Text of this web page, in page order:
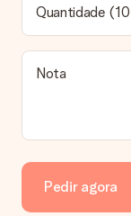
Qual é o prazo
presente?
Todos os prazos
página do
Quais opções
Infelizmente,
entrega. Todos os
envelope de
Quantidade
Nota
Pedir agora